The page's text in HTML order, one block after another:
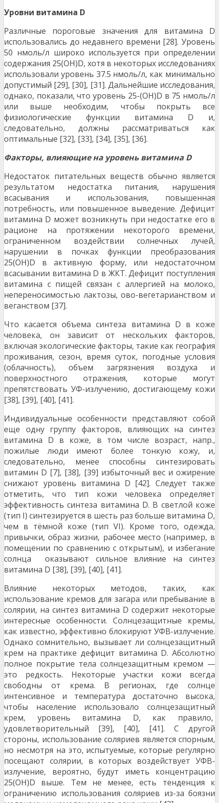
Уровни витамина D
Различные пороговые значения для витамина D
использовались до недавнего времени [28]. Уровень
50 нмоль/л широко используется при определении
содержания 25(OH)D, хотя в некоторых исследованиях
использовали уровень 37.5 нмоль/л, как минимально
допустимый [29], [30], [31]. Дальнейшие исследования,
однако, показали, что уровень 25-(OH)D в 75 нмоль/л
или выше необходим, чтобы покрыть все
физиологические функции витамина D и,
следовательно, должны рассматриваться как
оптимальные [32], [33], [34], [35], [36].
Факторы, влияющие на уровень витамина D
Недостаток питательных веществ обычно является
результатом недостатка питания, нарушения
всасывания и использования, повышенная
потребность, или повышенное выведение. Дефицит
витамина D может возникнуть при недостатке его в
рационе на протяжении некоторого времени,
ограниченном воздействии солнечных лучей,
нарушении в почках функции преобразования
25(OH)D в активную форму, или недостаточном
всасывании витамина D в ЖКТ. Дефицит поступления
витамина с пищей связан с аллергией на молоко,
непереносимостью лактозы, ово-вегетарианством и
веганством [37].
Что касается объема синтеза витамина D в коже
человека, он зависит от нескольких факторов,
включая экологические факторы, такие как география
проживания, сезон, время суток, погодные условия
(облачность), объем загрязнения воздуха и
поверхностного отражения, которые могут
препятствовать УФ-излучению, достигающему кожи
[38], [39], [40], [41].
Индивидуальные особенности представляют собой
еще одну группу факторов, влияющих на синтез
витамина D в коже, в том числе возраст, напр.,
пожилые люди имеют более тонкую кожу, и,
следовательно, менее способны синтезировать
витамин D [7], [38], [39] избыточный вес и ожирение
снижают уровень витамина D [42]. Следует также
отметить, что тип кожи человека определяет
эффективность синтеза витамина D. В светлой коже
(тип I) синтезируется в шесть раз больше витамина D,
чем в тёмной коже (тип VI). Кроме того, одежда,
привычки, образ жизни, рабочее место (например, в
помещении по сравнению с открытым), и избегание
солнца оказывают сильное влияние на синтез
витамина D [38], [39], [40], [41].
Влияние некоторых методов, таких, как
использование кремов для загара или пребывание в
солярии, на синтез витамина D содержит некоторые
интересные особенности. Солнцезащитные кремы,
как известно, эффективно блокируют УФB-излучение.
Однако сомнительно, вызывает ли солнцезащитный
крем на практике дефицит витамина D. Абсолютно
полное покрытие тела солнцезащитным кремом —
это редкость. Некоторые участки кожи всегда
свободны от крема. В регионах, где солнце
интенсивное и температура достаточно высока,
чтобы население использовало солнцезащитный
крем, уровень витамина D, как правило,
удовлетворительный [39], [40], [41]. С другой
стороны, использование соляриев является спорным,
но несмотря на это, испытуемые, которые регулярно
посещают солярии, в которых воздействует УФB-
излучение, вероятно, будут иметь концентрацию
25(OH)D выше. Тем не менее, есть тенденция к
ограничению использования соляриев из-за боязни